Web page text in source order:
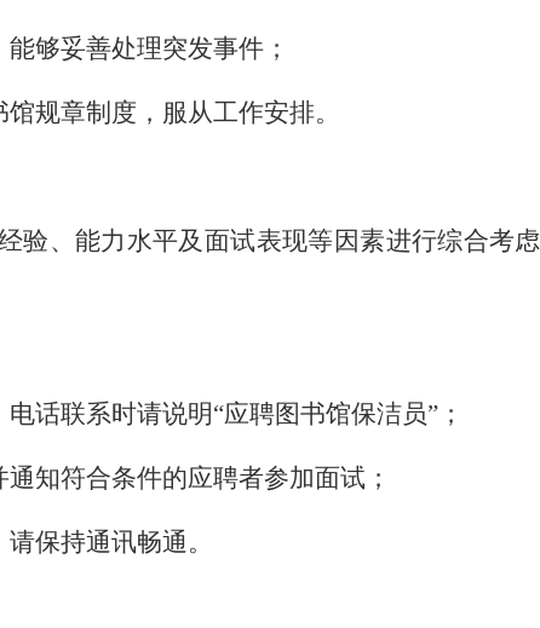
够妥善处理突发事件；
馆规章制度，服从工作安排。
验、能力水平及面试表现等因素进行综合考
电话联系时请说明“应聘图书馆保洁员”；
知符合条件的应聘者参加面试；
保持通讯畅通。